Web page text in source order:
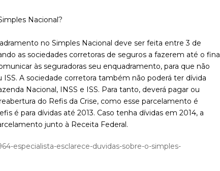
Nacional?
no Simples Nacional deve ser feita entre 3 de
as sociedades corretoras de seguros a fazerem até o final
às seguradoras seu enquadramento, para que não
A sociedade corretora também não poderá ter dívida
Nacional, INSS e ISS. Para tanto, deverá pagar ou
do Refis da Crise, como esse parcelamento é
é para dívidas até 2013. Caso tenha dívidas em 2014, a
junto à Receita Federal.
especialista-esclarece-duvidas-sobre-o-simples-